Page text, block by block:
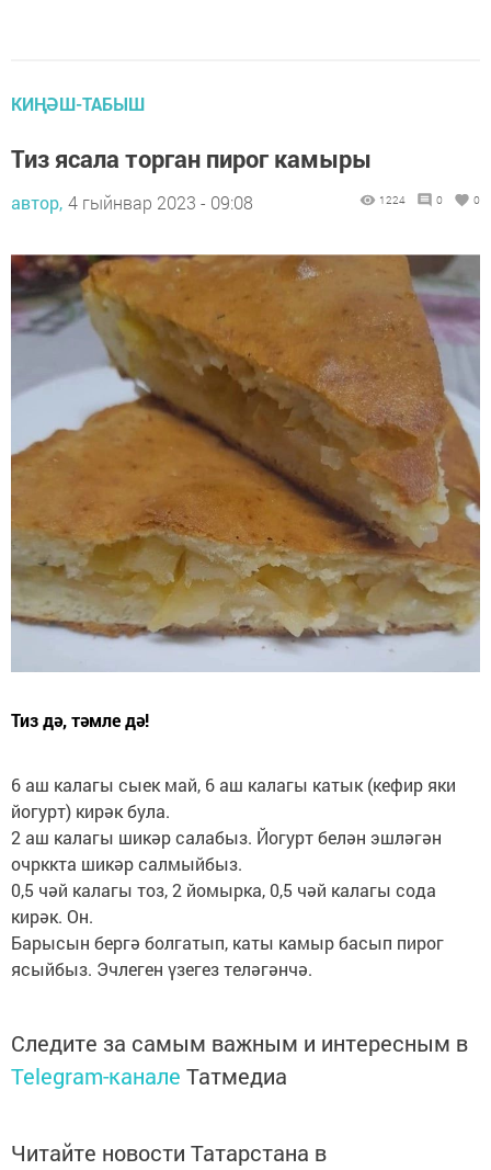
КИҢӘШ-ТАБЫШ
Тиз ясала торган пирог камыры
автор, 4 гыйнвар 2023 - 09:08 1224 0 0
Тиз дә, тәмле дә!
6 аш калагы сыек май, 6 аш калагы катык (кефир яки
йогурт) кирәк була.
2 аш калагы шикәр салабыз. Йогурт белән эшләгән
очрккта шикәр салмыйбыз.
0,5 чәй калагы тоз, 2 йомырка, 0,5 чәй калагы сода
кирәк. Он.
Барысын бергә болгатып, каты камыр басып пирог
ясыйбыз. Эчлеген үзегез теләгәнчә.
Следите за самым важным и интересным в
Telegram-канале Татмедиа
Читайте новости Татарстана в